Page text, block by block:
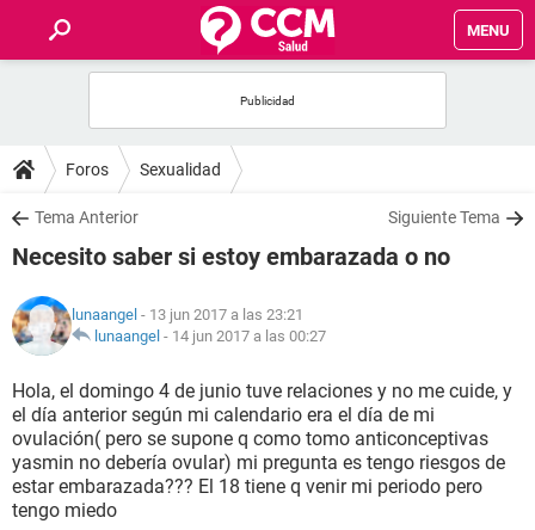
MENU
FOROS
SALUD
NUTRICIÓN
BIENESTAR
SEXUALIDAD
GLOSARIO
Foros Sexualidad
Tema Anterior Siguiente Tema
Necesito saber si estoy embarazada o no
lunaangel - 13 jun 2017 a las 23:21
lunaangel - 14 jun 2017 a las 00:27
Hola, el domingo 4 de junio tuve relaciones y no me cuide, y
el día anterior según mi calendario era el día de mi
ovulación( pero se supone q como tomo anticonceptivas
yasmin no debería ovular) mi pregunta es tengo riesgos de
estar embarazada??? El 18 tiene q venir mi periodo pero
tengo miedo